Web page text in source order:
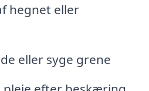
hegnet eller
eller syge grene